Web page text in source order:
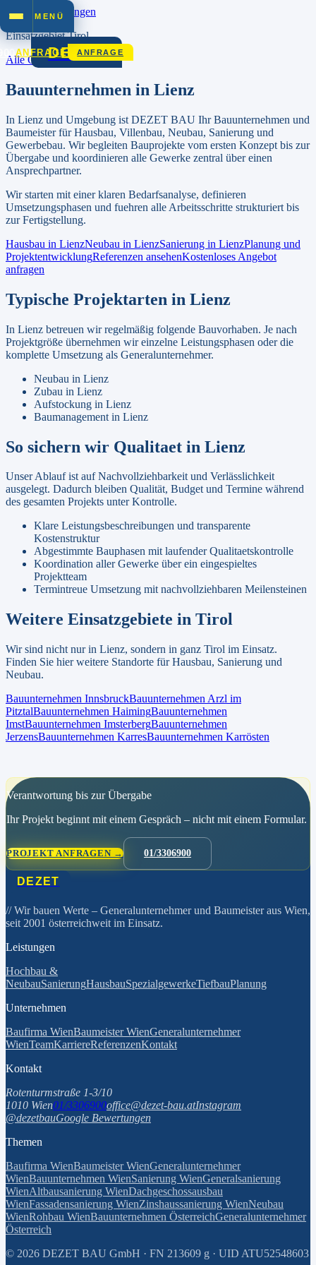
Zum Inhalt springen
MENÜ
DEZET
ANFRAGE ANFRAGE
EinsatzgebietTirol
Alle Orte inTirol
Bauunternehmen in Lienz
In Lienz und Umgebung ist DEZET BAU Ihr Bauunternehmen und
Baumeister für Hausbau, Villenbau, Neubau, Sanierung und
Gewerbebau. Wir begleiten Bauprojekte vom ersten Konzept bis zur
Übergabe und koordinieren alle Gewerke zentral über einen
Ansprechpartner.
Wir starten mit einer klaren Bedarfsanalyse, definieren
Umsetzungsphasen und fuehren alle Arbeitsschritte strukturiert bis
zur Fertigstellung.
Hausbau in LienzNeubau in LienzSanierung in LienzPlanung und
ProjektentwicklungReferenzen ansehenKostenloses Angebot
anfragen
Typische Projektarten in Lienz
In Lienz betreuen wir regelmäßig folgende Bauvorhaben. Je nach
Projektgröße übernehmen wir einzelne Leistungsphasen oder die
komplette Umsetzung als Generalunternehmer.
Neubau in Lienz
Zubau in Lienz
Aufstockung in Lienz
Baumanagement in Lienz
So sichern wir Qualitaet in Lienz
Unser Ablauf ist auf Nachvollziehbarkeit und Verlässlichkeit
ausgelegt. Dadurch bleiben Qualität, Budget und Termine während
des gesamten Projekts unter Kontrolle.
Klare Leistungsbeschreibungen und transparente
Kostenstruktur
Abgestimmte Bauphasen mit laufender Qualitaetskontrolle
Koordination aller Gewerke über ein eingespieltes
Projektteam
Termintreue Umsetzung mit nachvollziehbaren Meilensteinen
Weitere Einsatzgebiete in Tirol
Wir sind nicht nur in Lienz, sondern in ganz Tirol im Einsatz.
Finden Sie hier weitere Standorte für Hausbau, Sanierung und
Neubau.
Bauunternehmen InnsbruckBauunternehmen Arzl im
PitztalBauunternehmen HaimingBauunternehmen
ImstBauunternehmen ImsterbergBauunternehmen
JerzensBauunternehmen KarresBauunternehmen Karrösten
Verantwortung bis zur Übergabe
Ihr Projekt beginnt mit einem Gespräch – nicht mit einem Formular.
PROJEKT ANFRAGEN → 01/3306900
DEZET
// Wir bauen Werte – Generalunternehmer und Baumeister aus Wien,
seit 2001 österreichweit im Einsatz.
Leistungen
Hochbau &
NeubauSanierungHausbauSpezialgewerkeTiefbauPlanung
Unternehmen
Baufirma WienBaumeister WienGeneralunternehmer
WienTeamKarriereReferenzenKontakt
Kontakt
Rotenturmstraße 1-3/10
1010 Wien01/3306900office@dezet-bau.atInstagram
@dezetbauGoogle Bewertungen
Themen
Baufirma WienBaumeister WienGeneralunternehmer
WienBauunternehmen WienSanierung WienGeneralsanierung
WienAltbausanierung WienDachgeschossausbau
WienFassadensanierung WienZinshaussanierung WienNeubau
WienRohbau WienBauunternehmen ÖsterreichGeneralunternehmer
Österreich
© 2026 DEZET BAU GmbH · FN 213609 g · UID ATU52548603